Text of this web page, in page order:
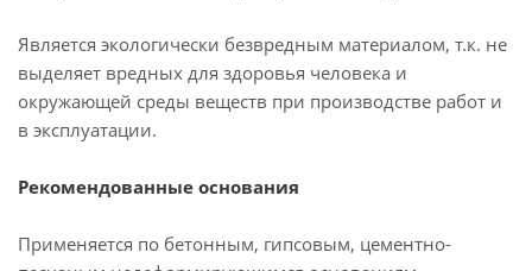
Является экологически безвредным материалом, т.к. не
выделяет вредных для здоровья человека и
окружающей среды веществ при производстве работ и
в эксплуатации.
Рекомендованные основания
Применяется по бетонным, гипсовым, цементно-